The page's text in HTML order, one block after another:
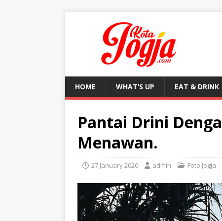
HOME WHAT’S UP EAT & DRINK
Pantai Drini
Menawan.
27 January 2020 admin Foto Jogja